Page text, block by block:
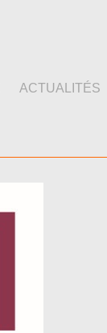
ACTUALITÉS